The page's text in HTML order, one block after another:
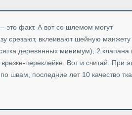
это факт. А вот со шлемом могут
срезают, вклеивают шейную манжету
деревянных минимум), 2 клапана
переклейке. Вот и считай. При
швам, последние лет 10 качество